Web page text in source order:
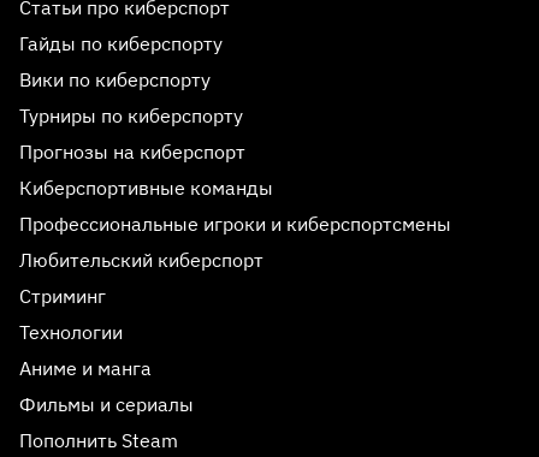
Статьи про киберспорт
Гайды по киберспорту
Вики по киберспорту
Турниры по киберспорту
Прогнозы на киберспорт
Киберспортивные команды
Профессиональные игроки и киберспортсмены
Любительский киберспорт
Стриминг
Технологии
Аниме и манга
Фильмы и сериалы
Пополнить Steam